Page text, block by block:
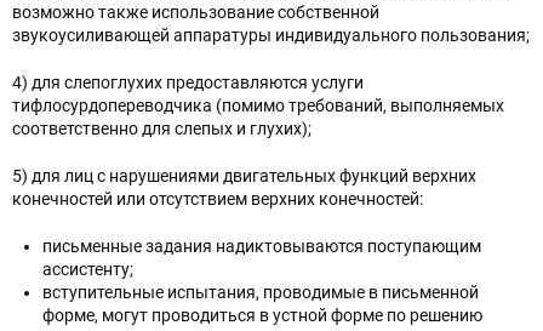
возможно также использование собственной
звукоусиливающей аппаратуры индивидуального пользования;
4) для слепоглухих предоставляются услуги
тифлосурдопереводчика (помимо требований, выполняемых
соответственно для слепых и глухих);
5) для лиц с нарушениями двигательных функций верхних
конечностей или отсутствием верхних конечностей:
письменные задания надиктовываются поступающим
ассистенту;
вступительные испытания, проводимые в письменной
форме, могут проводиться в устной форме по решению